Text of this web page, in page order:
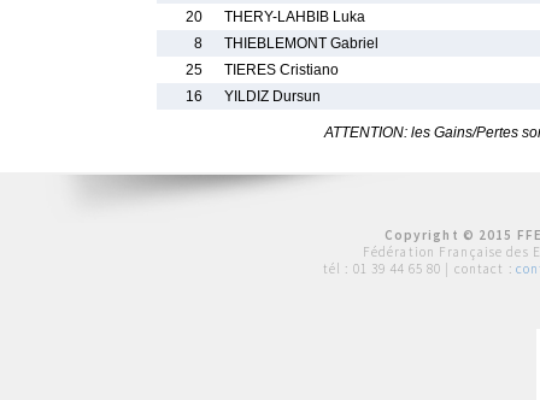
20
THERY-LAHBIB Luka
8
THIEBLEMONT Gabriel
25
TIERES Cristiano
16
YILDIZ Dursun
ATTENTION: les Gains/Pertes
Copyright © 2015
Fédération Française des
tél : 01 39 44 65 80 | contact :